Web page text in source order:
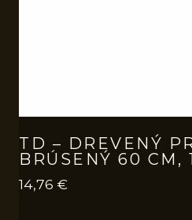
TD – DREVENÝ
BRÚSENÝ 60 CM,
14,76 €